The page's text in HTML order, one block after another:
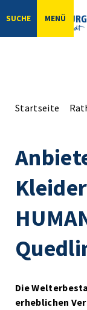
SUCHE MENÜ
Startseite
Die
erheblichen